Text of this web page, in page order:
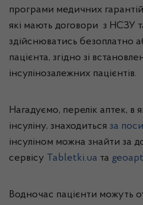
програми медичних
які мають договори з НСЗУ
здійснюватись безоплатно
пацієнта, згідно зі
інсулінозалежних пацієнтів.
Нагадуємо, перелік аптек, в
інсуліну, знаходиться за
інсуліном можна знайти за
сервісу Tabletki.ua та
Водночас пацієнти можуть